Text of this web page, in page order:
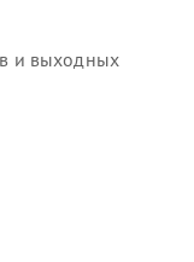
и выходных